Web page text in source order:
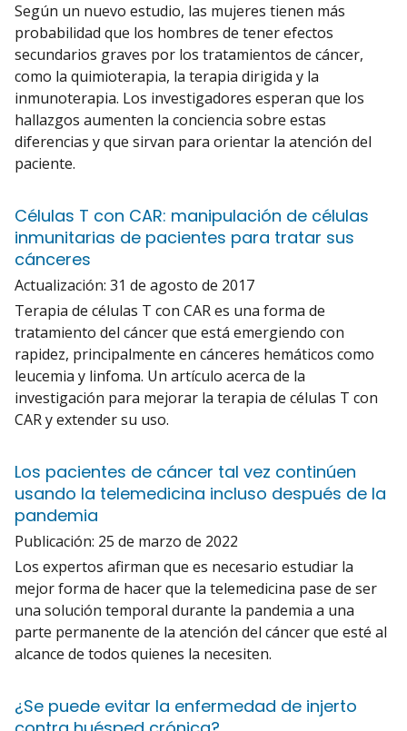
Según un nuevo estudio, las mujeres tienen más
probabilidad que los hombres de tener efectos
secundarios graves por los tratamientos de cáncer,
como la quimioterapia, la terapia dirigida y la
inmunoterapia. Los investigadores esperan que los
hallazgos aumenten la conciencia sobre estas
diferencias y que sirvan para orientar la atención del
paciente.
Células T con CAR: manipulación de células
inmunitarias de pacientes para tratar sus
cánceres
Actualización: 31 de agosto de 2017
Terapia de células T con CAR es una forma de
tratamiento del cáncer que está emergiendo con
rapidez, principalmente en cánceres hemáticos como
leucemia y linfoma. Un artículo acerca de la
investigación para mejorar la terapia de células T con
CAR y extender su uso.
Los pacientes de cáncer tal vez continúen
usando la telemedicina incluso después de la
pandemia
Publicación: 25 de marzo de 2022
Los expertos afirman que es necesario estudiar la
mejor forma de hacer que la telemedicina pase de ser
una solución temporal durante la pandemia a una
parte permanente de la atención del cáncer que esté al
alcance de todos quienes la necesiten.
¿Se puede evitar la enfermedad de injerto